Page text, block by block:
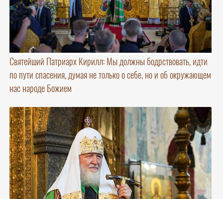
Святейший Патриарх Кирилл: Мы должны бодрствовать, идти
по пути спасения, думая не только о себе, но и об окружающем
нас народе Божием